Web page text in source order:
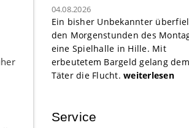
04.08.2026
Ein bisher Unbekannter
den Morgenstunden des
eine Spielhalle in Hille. Mit
erbeutetem Bargeld gelang dem
Täter die Flucht. weiterlesen
Service